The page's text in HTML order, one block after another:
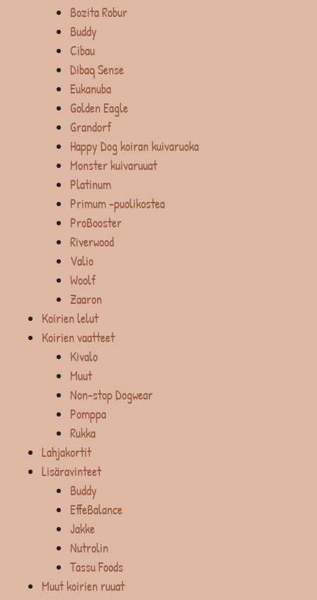
Bozita Robur
Buddy
Cibau
Dibaq Sense
Eukanuba
Golden Eagle
Grandorf
Happy Dog koiran kuivaruoka
Monster kuivaruuat
Platinum
Primum -puolikostea
ProBooster
Riverwood
Valio
Woolf
Zaaron
Koirien lelut
Koirien vaatteet
Kivalo
Muut
Non-stop Dogwear
Pomppa
Rukka
Lahjakortit
Lisäravinteet
Buddy
EffeBalance
Jakke
Nutrolin
Tassu Foods
Muut koirien ruuat